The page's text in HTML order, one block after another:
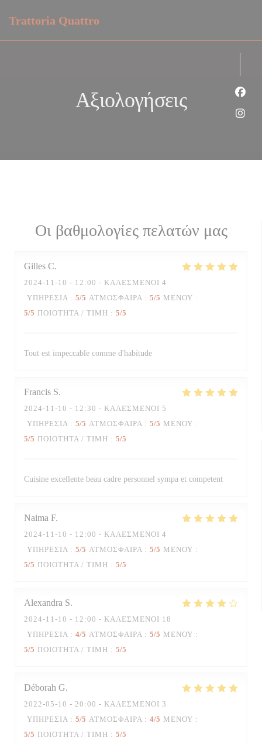
Trattoria Quattro
Αξιολογήσεις
Οι βαθμολογίες πελατών μας
Gilles C
2024-11-10 - 12:00 - ΚΑΛΕΣΜΈΝΟΙ 4
ΥΠΗΡΕΣΊΑ : 5/5 ΑΤΜΌΣΦΑΙΡΑ : 5/5 ΜΕΝΟΎ :
5/5 ΠΟΙΌΤΗΤΑ / ΤΙΜΉ : 5/5
Tout est impeccable comme d'habitude
Francis S
2024-11-10 - 12:30 - ΚΑΛΕΣΜΈΝΟΙ 5
ΥΠΗΡΕΣΊΑ : 5/5 ΑΤΜΌΣΦΑΙΡΑ : 5/5 ΜΕΝΟΎ :
5/5 ΠΟΙΌΤΗΤΑ / ΤΙΜΉ : 5/5
Cuisine excellente beau cadre personnel sympa et competent
Naima F
2024-11-10 - 12:00 - ΚΑΛΕΣΜΈΝΟΙ 4
ΥΠΗΡΕΣΊΑ : 5/5 ΑΤΜΌΣΦΑΙΡΑ : 5/5 ΜΕΝΟΎ :
5/5 ΠΟΙΌΤΗΤΑ / ΤΙΜΉ : 5/5
Alexandra S
2024-11-10 - 12:00 - ΚΑΛΕΣΜΈΝΟΙ 18
ΥΠΗΡΕΣΊΑ : 4/5 ΑΤΜΌΣΦΑΙΡΑ : 5/5 ΜΕΝΟΎ :
5/5 ΠΟΙΌΤΗΤΑ / ΤΙΜΉ : 5/5
Déborah G
2022-05-10 - 20:00 - ΚΑΛΕΣΜΈΝΟΙ 3
ΥΠΗΡΕΣΊΑ : 5/5 ΑΤΜΌΣΦΑΙΡΑ : 4/5 ΜΕΝΟΎ :
5/5 ΠΟΙΌΤΗΤΑ / ΤΙΜΉ : 5/5